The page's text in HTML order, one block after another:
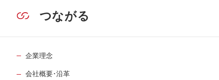
つながる
企業理念
会社概要･沿革